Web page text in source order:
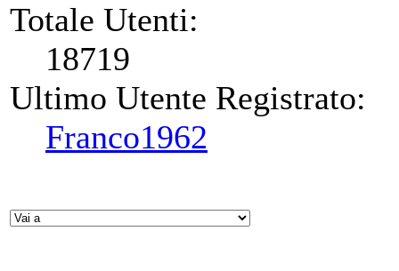
Totale Utenti:
18719
Ultimo Utente Registrato:
Franco1962